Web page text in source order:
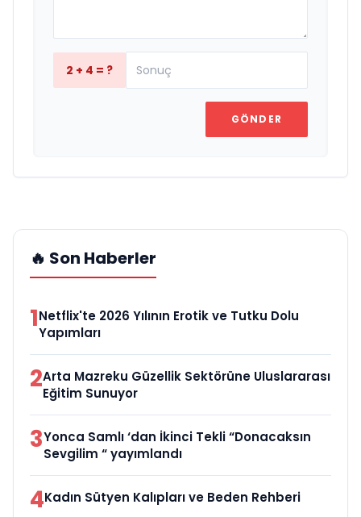
2 + 4 = ?
GÖNDER
🔥 Son Haberler
1Netflix'te 2026 Yılının Erotik ve Tutku Dolu
Yapımları
2Arta Mazreku Güzellik Sektörüne Uluslararası
Eğitim Sunuyor
3Yonca Samlı ‘dan İkinci Tekli “Donacaksın
Sevgilim “ yayımlandı
4Kadın Sütyen Kalıpları ve Beden Rehberi